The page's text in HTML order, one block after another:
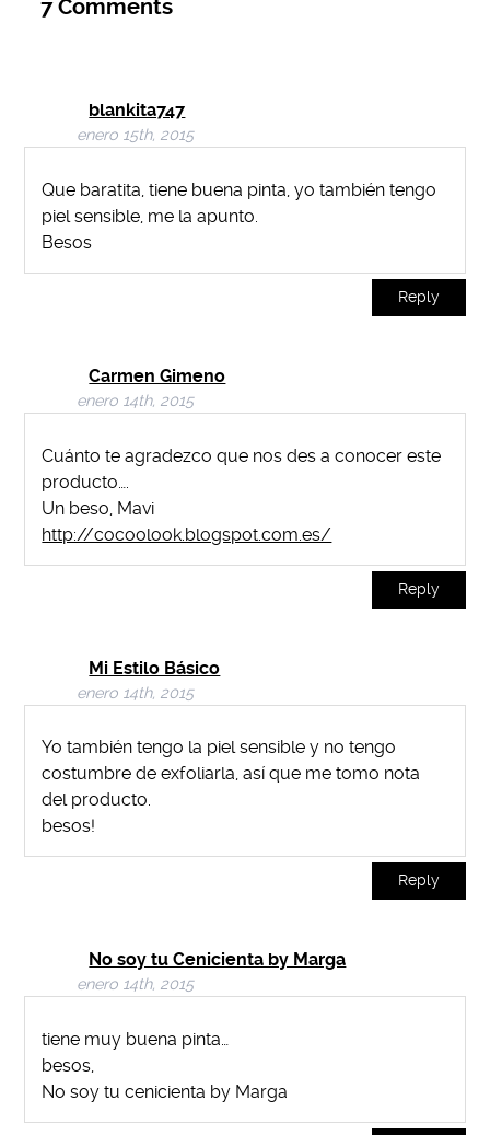
7Comments
blankita747
enero 15th, 2015
Que baratita, tiene buena pinta, yo también tengo
piel sensible, me la apunto.
Besos
Reply
Carmen Gimeno
enero 14th, 2015
Cuánto te agradezco que nos des a conocer este
producto….
Un beso, Mavi
http://cocoolook.blogspot.com.es/
Reply
Mi Estilo Básico
enero 14th, 2015
Yo también tengo la piel sensible y no tengo
costumbre de exfoliarla, así que me tomo nota
del producto.
besos!
Reply
No soy tu Cenicienta by Marga
enero 14th, 2015
tiene muy buena pinta…
besos,
No soy tu cenicienta by Marga